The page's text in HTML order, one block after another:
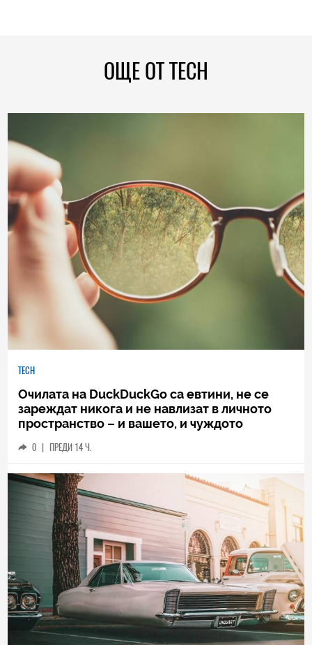
ОЩЕ ОТ TECH
TECH
Очилата на DuckDuckGo са евтини, не се
зареждат никога и не навлизат в личното
пространство – и вашето, и чуждото
0 | ПРЕДИ 14 Ч.